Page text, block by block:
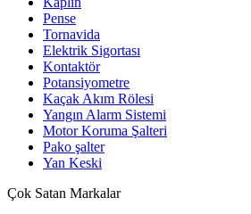
Pense
Tornavida
Elektrik Sigortası
Kontaktör
Potansiyometre
Kaçak Akım Rölesi
Yangın Alarm Sistemi
Motor Koruma Şalteri
Pako şalter
Yan Keski
Çok Satan Markalar